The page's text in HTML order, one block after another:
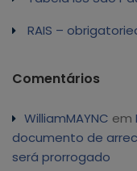
RAIS –
Comentários
WilliamMAYNC em
documento de
será prorrogado